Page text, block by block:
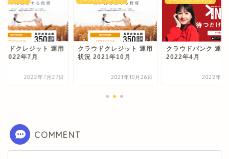
ウドクレジット 運用
2022年7月
2022年7月27日
クラウドクレジット 運用
状況 2021年10月
2021年10月26日
クラウドバンク 運
2022年4月
2022年4
COMMENT